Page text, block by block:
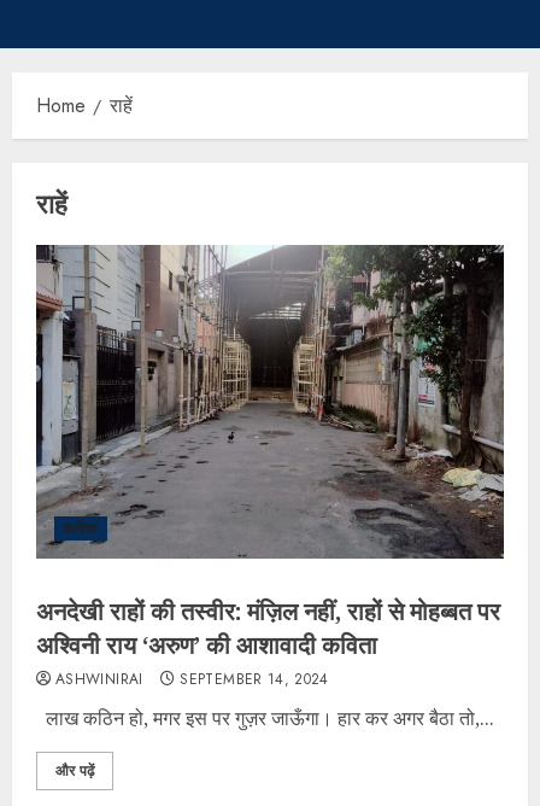
Home राहें
राहें
कविता
अनदेखी राहों की तस्वीर: मंज़िल नहीं, राहों से मोहब्बत पर
अश्विनी राय ‘अरुण’ की आशावादी कविता
ASHWINIRAI SEPTEMBER 14, 2024
लाख कठिन हो, मगर इस पर गुज़र जाऊँगा। हार कर अगर बैठा तो,...
और पढ़ें